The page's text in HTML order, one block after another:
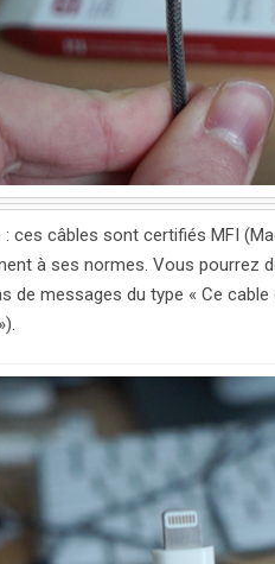
ces câbles sont certifiés MFI
à ses normes. Vous pourrez
de messages du type « Ce